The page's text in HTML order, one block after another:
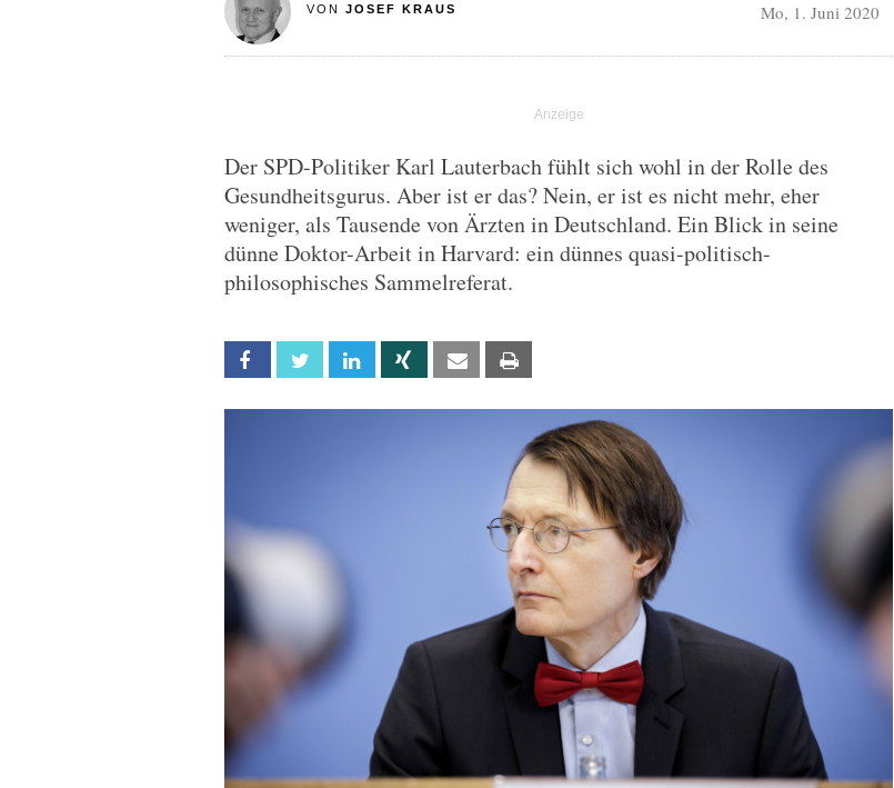
VON JOSEF KRAUS Mo, 1. Juni 2020
Der SPD-Politiker Karl Lauterbach fühlt sich wohl in der Rolle des
Gesundheitsgurus. Aber ist er das? Nein, er ist es nicht mehr, eher
weniger, als Tausende von Ärzten in Deutschland. Ein Blick in seine
dünne Doktor-Arbeit in Harvard: ein dünnes quasi-politisch-
philosophisches Sammelreferat.
Facebook Twitter Linkedin Xing Email